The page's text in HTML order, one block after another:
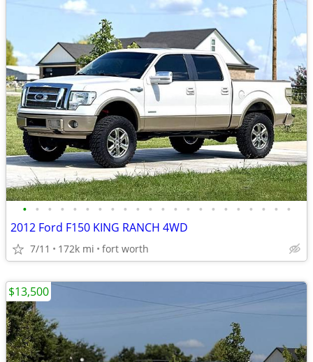
• • • • • • • • • • • • • • • • • • • • • •
2012 Ford F150 KING RANCH 4WD
7/11 172k mi fort worth
$13,500